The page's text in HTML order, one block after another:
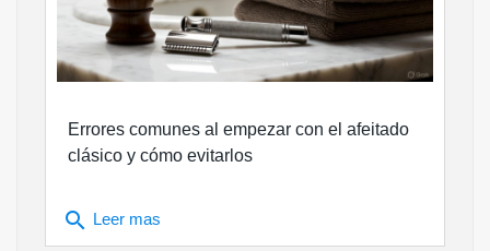
Errores comunes al empezar con el afeitado
clásico y cómo evitarlos
search Leer mas